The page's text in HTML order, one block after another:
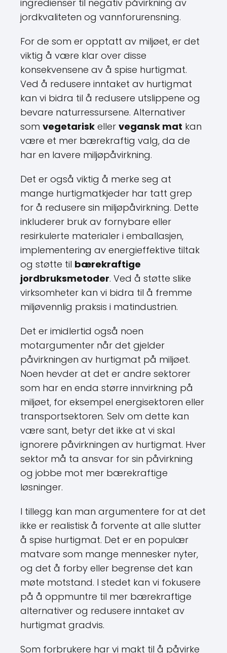
ingredienser til negativ påvirkning av
jordkvaliteten og vannforurensning.
For de som er opptatt av miljøet, er det
viktig å være klar over disse
konsekvensene av å spise hurtigmat.
Ved å redusere inntaket av hurtigmat
kan vi bidra til å redusere utslippene og
bevare naturressursene. Alternativer
som vegetarisk eller vegansk mat kan
være et mer bærekraftig valg, da de
har en lavere miljøpåvirkning.
Det er også viktig å merke seg at
mange hurtigmatkjeder har tatt grep
for å redusere sin miljøpåvirkning. Dette
inkluderer bruk av fornybare eller
resirkulerte materialer i emballasjen,
implementering av energieffektive tiltak
og støtte til bærekraftige
jordbruksmetoder. Ved å støtte slike
virksomheter kan vi bidra til å fremme
miljøvennlig praksis i matindustrien.
Det er imidlertid også noen
motargumenter når det gjelder
påvirkningen av hurtigmat på miljøet.
Noen hevder at det er andre sektorer
som har en enda større innvirkning på
miljøet, for eksempel energisektoren eller
transportsektoren. Selv om dette kan
være sant, betyr det ikke at vi skal
ignorere påvirkningen av hurtigmat. Hver
sektor må ta ansvar for sin påvirkning
og jobbe mot mer bærekraftige
løsninger.
I tillegg kan man argumentere for at det
ikke er realistisk å forvente at alle slutter
å spise hurtigmat. Det er en populær
matvare som mange mennesker nyter,
og det å forby eller begrense det kan
møte motstand. I stedet kan vi fokusere
på å oppmuntre til mer bærekraftige
alternativer og redusere inntaket av
hurtigmat gradvis.
Som forbrukere har vi makt til å påvirke